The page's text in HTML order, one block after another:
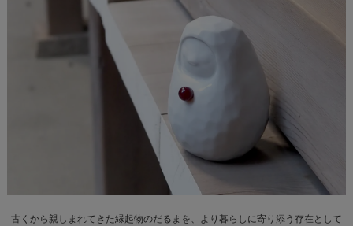
古くから親しまれてきた縁起物のだるまを、より暮らしに寄り添う存在として